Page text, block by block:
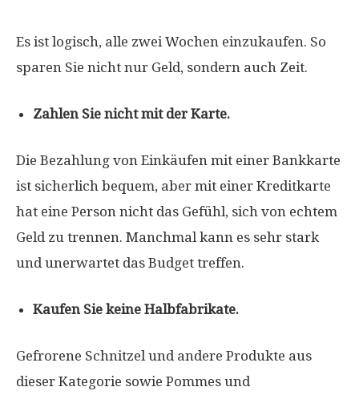
Es ist logisch, alle zwei Wochen einzukaufen. So
sparen Sie nicht nur Geld, sondern auch Zeit.
Zahlen Sie nicht mit der Karte.
Die Bezahlung von Einkäufen mit einer Bankkarte
ist sicherlich bequem, aber mit einer Kreditkarte
hat eine Person nicht das Gefühl, sich von echtem
Geld zu trennen. Manchmal kann es sehr stark
und unerwartet das Budget treffen.
Kaufen Sie keine Halbfabrikate.
Gefrorene Schnitzel und andere Produkte aus
dieser Kategorie sowie Pommes und